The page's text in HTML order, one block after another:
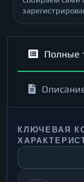
Полные
КЛЮЧЕВАЯ